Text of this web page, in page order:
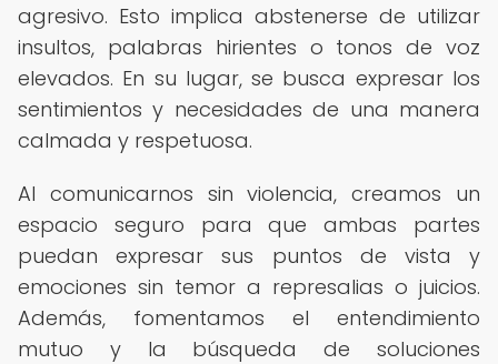
agresivo. Esto implica abstenerse de utilizar
insultos, palabras hirientes o tonos de voz
elevados. En su lugar, se busca expresar los
sentimientos y necesidades de una manera
calmada y respetuosa.
Al comunicarnos sin violencia, creamos un
espacio seguro para que ambas partes
puedan expresar sus puntos de vista y
emociones sin temor a represalias o juicios.
Además, fomentamos el entendimiento
mutuo y la búsqueda de soluciones